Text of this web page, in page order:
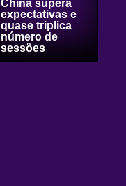
China supera
expectativas e
quase triplica
número de
sessões